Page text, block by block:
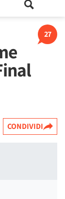
27
CONDIVIDI